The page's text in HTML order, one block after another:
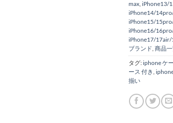
max iPhone13/
iPhone14/
iPhone15/
iPhone16/
iPhone17/
ブランド 商品
タグ: iphone ケ
ース 付き
揃い